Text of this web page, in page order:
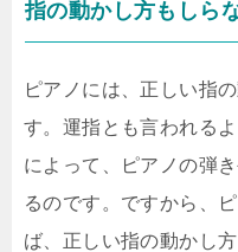
指の動かし方もしら
ピアノには、正しい指
す。運指とも言われる
によって、ピアノの弾
るのです。ですから、
ば、正しい指の動かし